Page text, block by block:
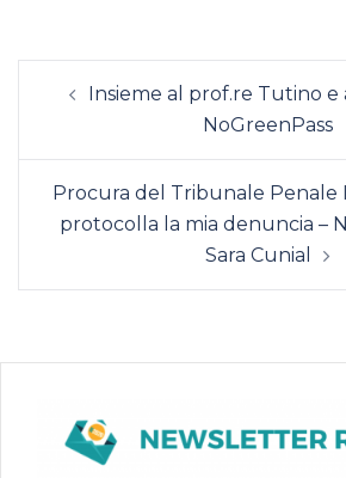
Insieme al prof.re Tutino
NoGreenPass
Procura del Tribunale Penale
protocolla la mia denuncia –
Sara Cunial